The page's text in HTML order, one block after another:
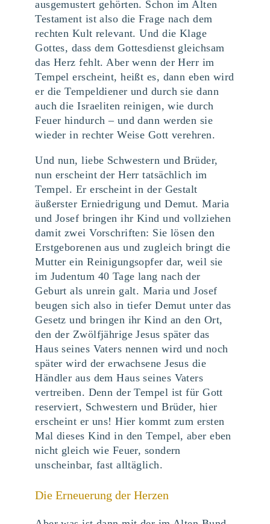
ausgemustert gehörten. Schon im Alten
Testament ist also die Frage nach dem
rechten Kult relevant. Und die Klage
Gottes, dass dem Gottesdienst gleichsam
das Herz fehlt. Aber wenn der Herr im
Tempel erscheint, heißt es, dann eben wird
er die Tempeldiener und durch sie dann
auch die Israeliten reinigen, wie durch
Feuer hindurch – und dann werden sie
wieder in rechter Weise Gott verehren.
Und nun, liebe Schwestern und Brüder,
nun erscheint der Herr tatsächlich im
Tempel. Er erscheint in der Gestalt
äußerster Erniedrigung und Demut. Maria
und Josef bringen ihr Kind und vollziehen
damit zwei Vorschriften: Sie lösen den
Erstgeborenen aus und zugleich bringt die
Mutter ein Reinigungsopfer dar, weil sie
im Judentum 40 Tage lang nach der
Geburt als unrein galt. Maria und Josef
beugen sich also in tiefer Demut unter das
Gesetz und bringen ihr Kind an den Ort,
den der Zwölfjährige Jesus später das
Haus seines Vaters nennen wird und noch
später wird der erwachsene Jesus die
Händler aus dem Haus seines Vaters
vertreiben. Denn der Tempel ist für Gott
reserviert, Schwestern und Brüder, hier
erscheint er uns! Hier kommt zum ersten
Mal dieses Kind in den Tempel, aber eben
nicht gleich wie Feuer, sondern
unscheinbar, fast alltäglich.
Die Erneuerung der Herzen